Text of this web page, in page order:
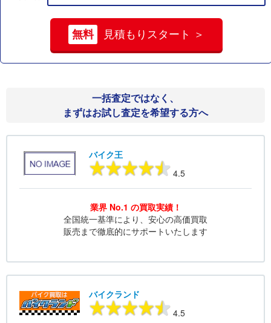
無料 見積もりスタート ＞
一括査定ではなく、
まずはお試し査定を希望する方へ
バイク王
4.5
業界 No.1 の買取実績！
全国統一基準により、安心の高価買取
販売まで徹底的にサポートいたします
バイクランド
4.5